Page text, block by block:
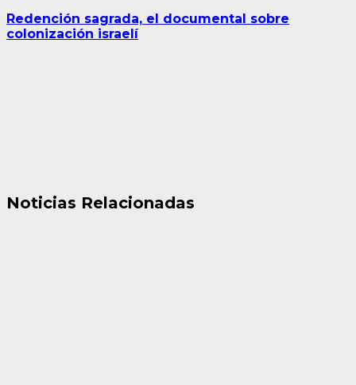
Redención sagrada, el documental sobre
colonización israelí
Noticias Relacionadas